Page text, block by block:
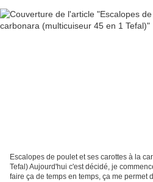
Escalopes de poulet et ses carottes à la
Tefal) Aujourd'hui c'est décidé, je
faire ça de temps en temps, ça me permet